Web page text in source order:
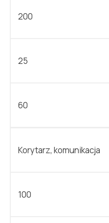
200
25
60
Korytarz, komunikacja
100